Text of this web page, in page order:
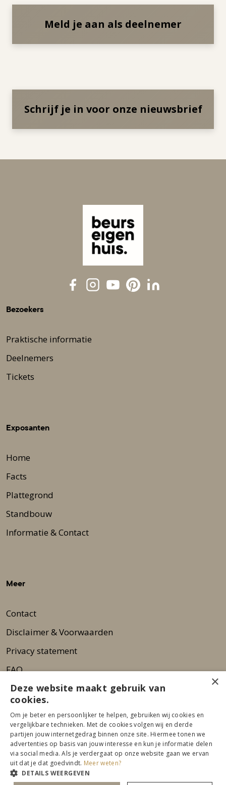
Meld je aan als deelnemer
Schrijf je in voor onze nieuwsbrief
Bezoekers
Praktische informatie
Deelnemers
Tickets
Exposanten
Home
Facts
Plattegrond
Standbouw
Informatie & Contact
Meer
Contact
Disclaimer & Voorwaarden
Privacy statement
FAQ
Wie zijn wij?
Nieuwsbrief
Pers
×
Deze website maakt gebruik van
cookies.
Om je beter en persoonlijker te helpen, gebruiken wij cookies en
vergelijkbare technieken. Met de cookies volgen wij en derde
partijen jouw internetgedrag binnen onze site. Hiermee tonen we
advertenties op basis van jouw interesse en kun je informatie delen
via social media. Als je verdergaat op onze website gaan we ervan
uit dat je dat goedvindt. Meer weten?
DETAILS WEERGEVEN